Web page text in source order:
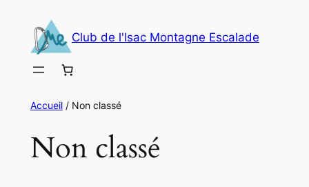
contenu
Club de l'Isac Montagne Escalade
Accueil/ Non classé
Non classé